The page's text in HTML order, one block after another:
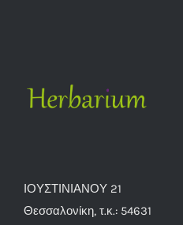
ΙΟΥΣΤΙΝΙΑΝΟΥ 21
Θεσσαλονίκη, τ.κ.: 54631